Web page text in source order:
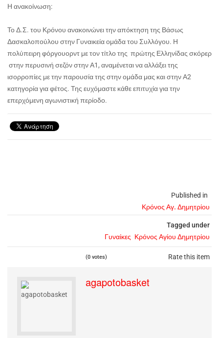
Published in
Κρόνος Αγ. Δημητρίου
Tagged under
Γυναίκες Κρόνος Αγίου Δημητρίου
Rate this item
(0 votes)
Η ανακοίνωση:
Το Δ.Σ. του Κρόνου ανακοινώνει την απόκτηση της Βάσως
Δασκαλοπούλου στην Γυναικεία ομάδα του Συλλόγου. Η
πολύπειρη φόργουορντ με τον τίτλο της πρώτης Ελληνίδας σκόρερ
στην περυσινή σεζόν στην Α1, αναμένεται να αλλάξει της
ισορροπίες με την παρουσία της στην ομάδα μας και στην Α2
κατηγορία για φέτος. Της ευχόμαστε κάθε επιτυχία για την
επερχόμενη αγωνιστική περίοδο.
agapotobasket